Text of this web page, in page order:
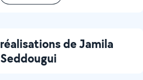
de Jamila
Seddougui